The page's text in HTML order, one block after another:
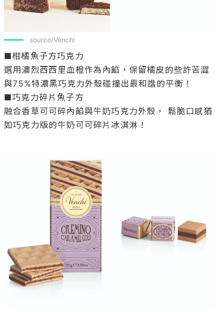
source/Venchi
■柑橘魚子方巧克力
選用濃烈西西里血橙作為內餡，保留橘皮的些許苦澀
與75%特濃黑巧克力外殼碰撞出最和諧的平衡！
■巧克力碎片魚子方
融合香草可可碎內餡與牛奶巧克力外殼， 鬆脆口感猶
如巧克力版的牛奶可可碎片冰淇淋！